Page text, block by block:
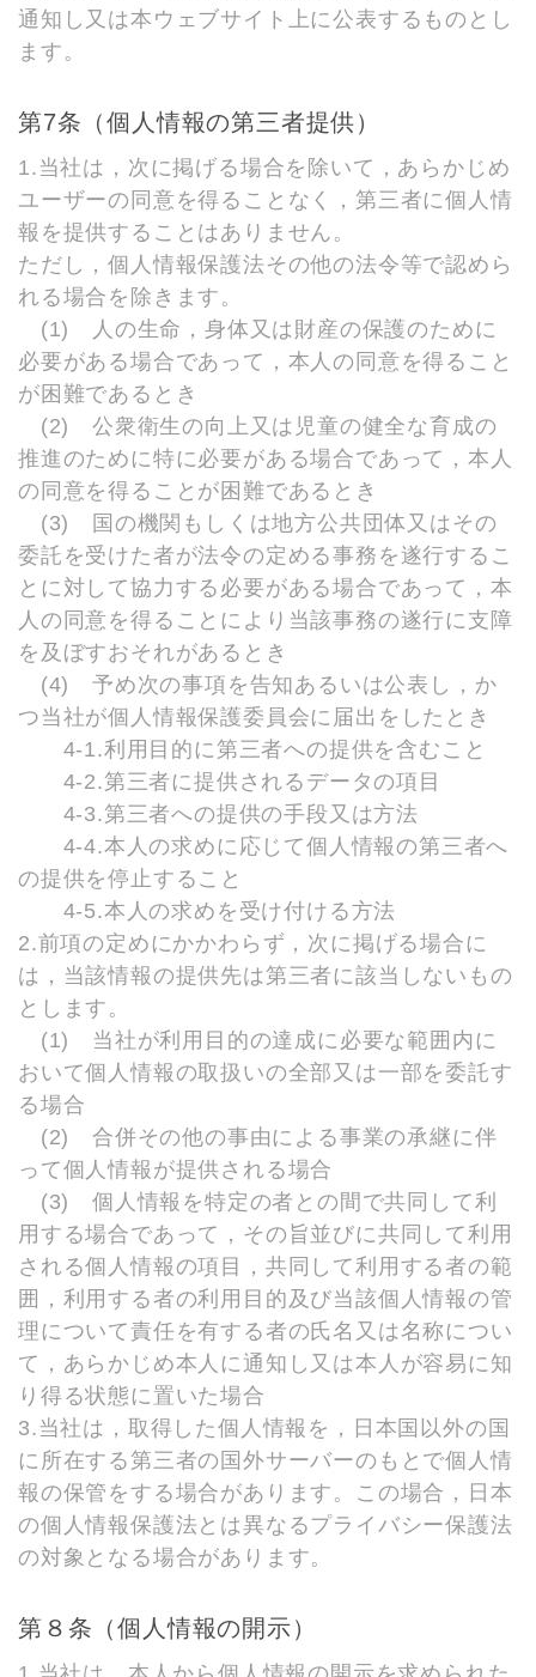
通知し又は本ウェブサイト上に公表するものとし
ます。
第7条（個人情報の第三者提供）
1.当社は，次に掲げる場合を除いて，あらかじめ
ユーザーの同意を得ることなく，第三者に個人情
報を提供することはありません。
ただし，個人情報保護法その他の法令等で認めら
れる場合を除きます。
(1) 人の生命，身体又は財産の保護のために
必要がある場合であって，本人の同意を得ること
が困難であるとき
(2) 公衆衛生の向上又は児童の健全な育成の
推進のために特に必要がある場合であって，本人
の同意を得ることが困難であるとき
(3) 国の機関もしくは地方公共団体又はその
委託を受けた者が法令の定める事務を遂行するこ
とに対して協力する必要がある場合であって，本
人の同意を得ることにより当該事務の遂行に支障
を及ぼすおそれがあるとき
(4) 予め次の事項を告知あるいは公表し，か
つ当社が個人情報保護委員会に届出をしたとき
4-1.利用目的に第三者への提供を含むこと
4-2.第三者に提供されるデータの項目
4-3.第三者への提供の手段又は方法
4-4.本人の求めに応じて個人情報の第三者へ
の提供を停止すること
4-5.本人の求めを受け付ける方法
2.前項の定めにかかわらず，次に掲げる場合に
は，当該情報の提供先は第三者に該当しないもの
とします。
(1) 当社が利用目的の達成に必要な範囲内に
おいて個人情報の取扱いの全部又は一部を委託す
る場合
(2) 合併その他の事由による事業の承継に伴
って個人情報が提供される場合
(3) 個人情報を特定の者との間で共同して利
用する場合であって，その旨並びに共同して利用
される個人情報の項目，共同して利用する者の範
囲，利用する者の利用目的及び当該個人情報の管
理について責任を有する者の氏名又は名称につい
て，あらかじめ本人に通知し又は本人が容易に知
り得る状態に置いた場合
3.当社は，取得した個人情報を，日本国以外の国
に所在する第三者の国外サーバーのもとで個人情
報の保管をする場合があります。この場合，日本
の個人情報保護法とは異なるプライバシー保護法
の対象となる場合があります。
第８条（個人情報の開示）